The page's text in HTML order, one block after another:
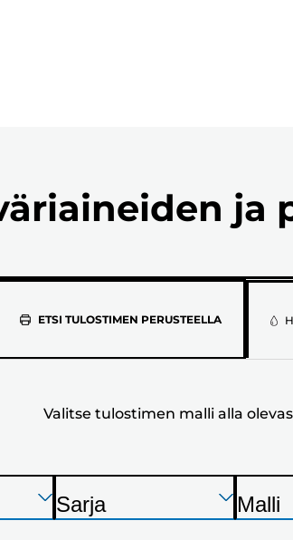
ja
ETSI TULOSTIMEN PERUSTEELLA
Valitse tulostimen malli alla
Paina
Enter
Paina
Enter
T
Sarja
Paina
Enter
T
Malli